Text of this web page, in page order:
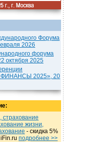
Форума
2026
форума
октября 2025
2025», 20
страхование
жизни,
- cкидка 5%
подробнеe >>